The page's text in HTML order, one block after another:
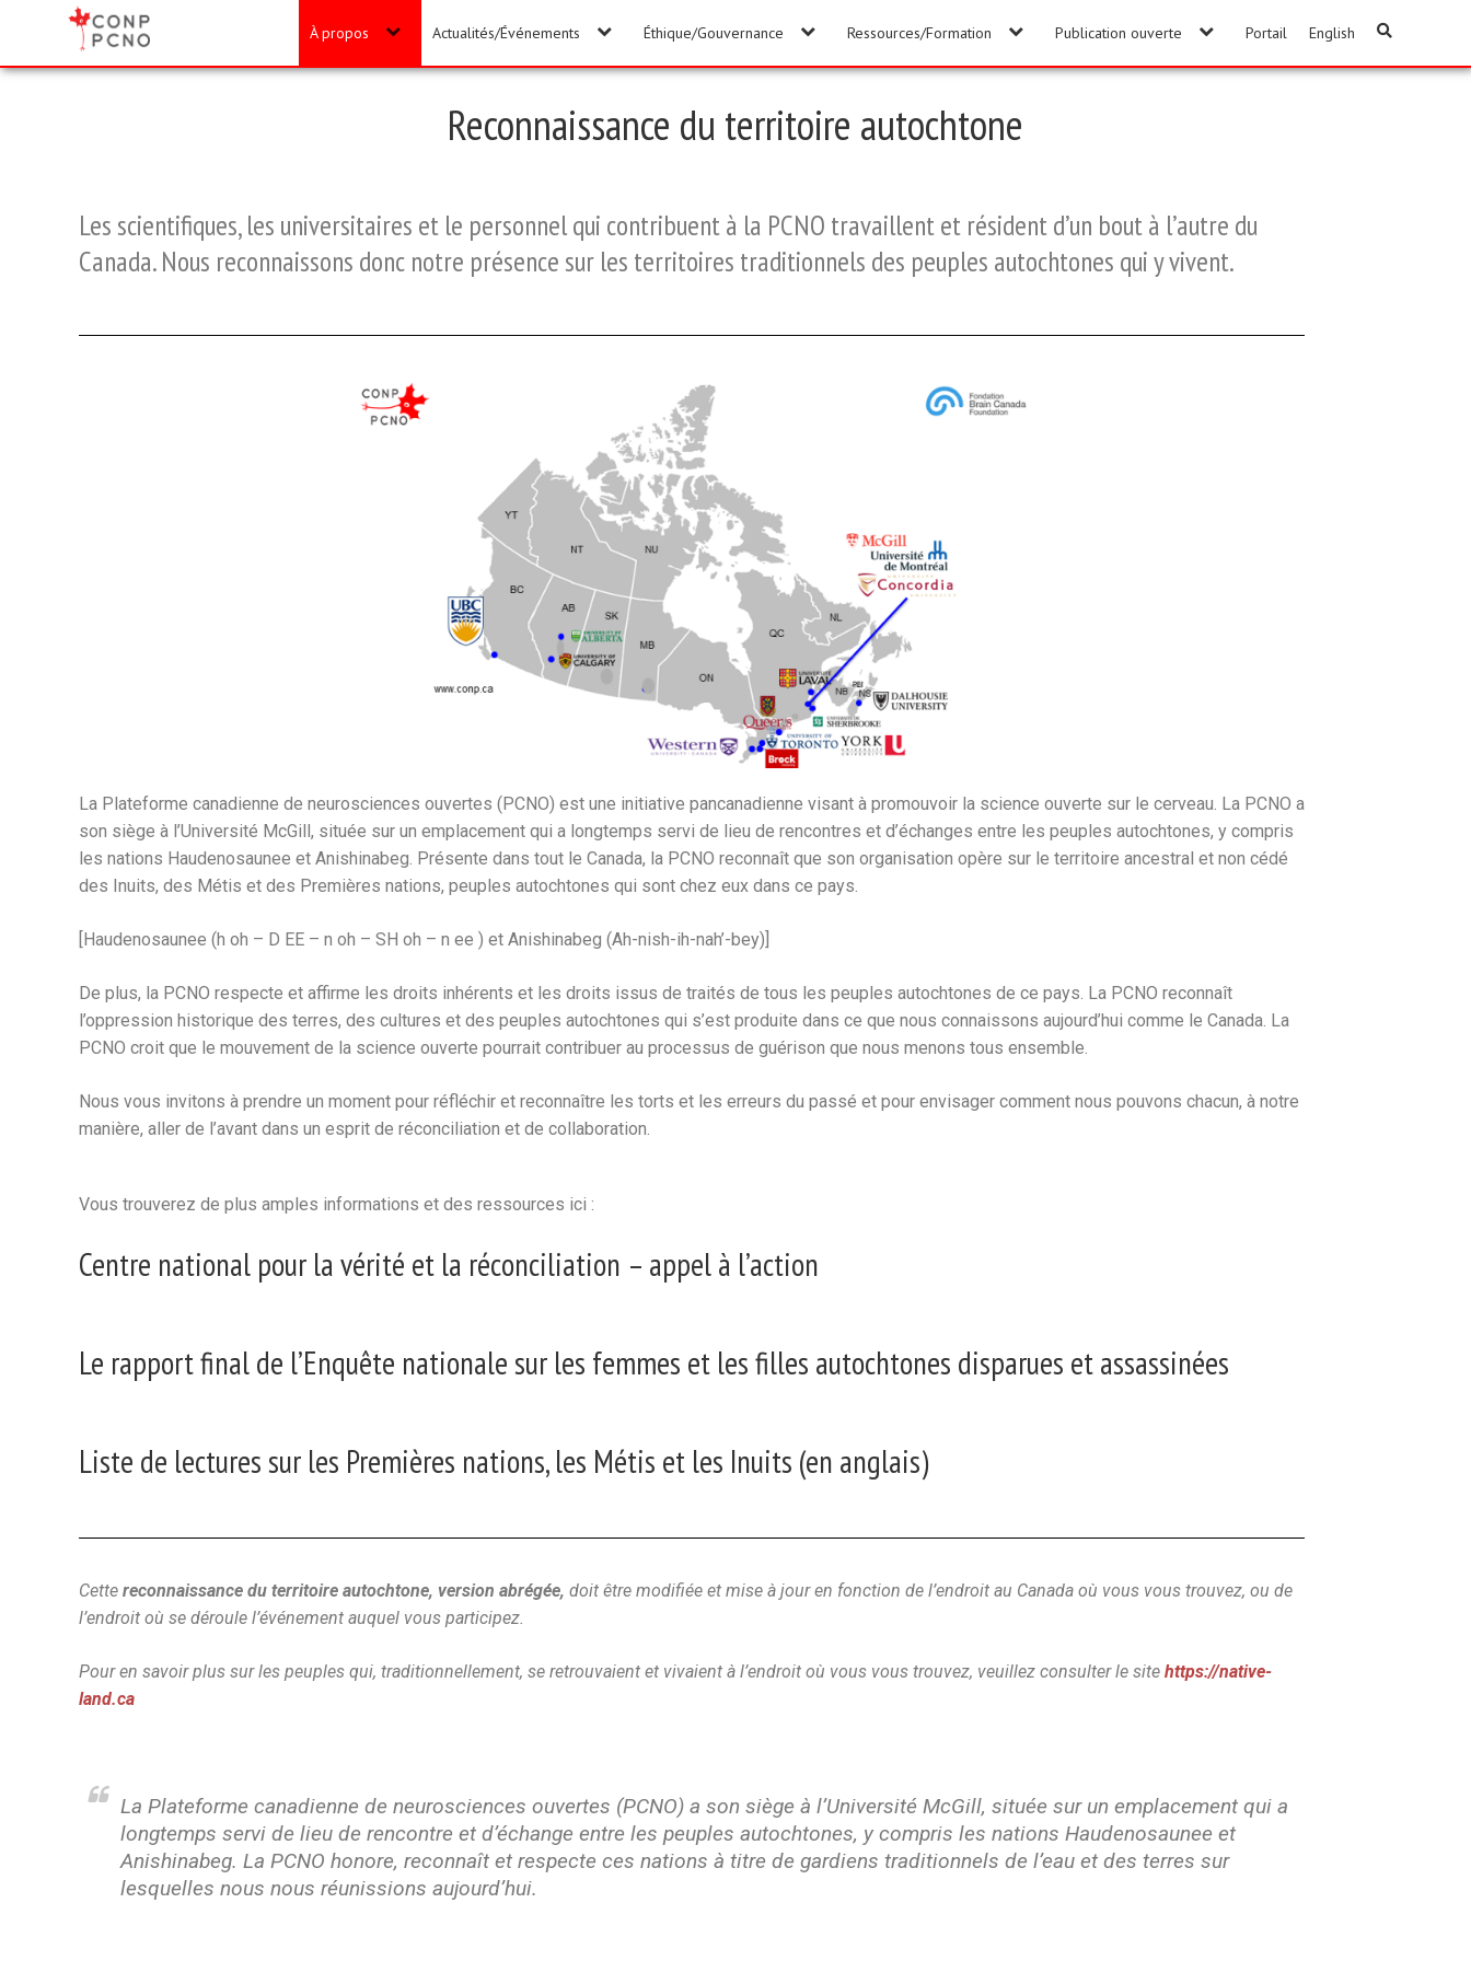
À propos Actualités/Événements Éthique/Gouvernance Ressources/Formation Publication ouverte Portail English
Reconnaissance du territoire autochtone
Les scientifiques, les universitaires et le personnel qui contribuent à la PCNO travaillent et résident d’un bout à l’autre du
Canada. Nous reconnaissons donc notre présence sur les territoires traditionnels des peuples autochtones qui y vivent.
La Plateforme canadienne de neurosciences ouvertes (PCNO) est une initiative pancanadienne visant à promouvoir la science ouverte sur le cerveau. La PCNO a
son siège à l’Université McGill, située sur un emplacement qui a longtemps servi de lieu de rencontres et d’échanges entre les peuples autochtones, y compris
les nations Haudenosaunee et Anishinabeg. Présente dans tout le Canada, la PCNO reconnaît que son organisation opère sur le territoire ancestral et non cédé
des Inuits, des Métis et des Premières nations, peuples autochtones qui sont chez eux dans ce pays.
[Haudenosaunee (h oh – D EE – n oh – SH oh – n ee ) et Anishinabeg (Ah-nish-ih-nah’-bey)]
De plus, la PCNO respecte et affirme les droits inhérents et les droits issus de traités de tous les peuples autochtones de ce pays. La PCNO reconnaît
l’oppression historique des terres, des cultures et des peuples autochtones qui s’est produite dans ce que nous connaissons aujourd’hui comme le Canada. La
PCNO croit que le mouvement de la science ouverte pourrait contribuer au processus de guérison que nous menons tous ensemble.
Nous vous invitons à prendre un moment pour réfléchir et reconnaître les torts et les erreurs du passé et pour envisager comment nous pouvons chacun, à notre
manière, aller de l’avant dans un esprit de réconciliation et de collaboration.
Vous trouverez de plus amples informations et des ressources ici :
Centre national pour la vérité et la réconciliation – appel à l’action
Le rapport final de l’Enquête nationale sur les femmes et les filles autochtones disparues et assassinées
Liste de lectures sur les Premières nations, les Métis et les Inuits (en anglais)
Cette reconnaissance du territoire autochtone, version abrégée, doit être modifiée et mise à jour en fonction de l’endroit au Canada où vous vous trouvez, ou de
l’endroit où se déroule l’événement auquel vous participez.
Pour en savoir plus sur les peuples qui, traditionnellement, se retrouvaient et vivaient à l’endroit où vous vous trouvez, veuillez consulter le site https://native-
land.ca
La Plateforme canadienne de neurosciences ouvertes (PCNO) a son siège à l’Université McGill, située sur un emplacement qui a
longtemps servi de lieu de rencontre et d’échange entre les peuples autochtones, y compris les nations Haudenosaunee et
Anishinabeg. La PCNO honore, reconnaît et respecte ces nations à titre de gardiens traditionnels de l’eau et des terres sur
lesquelles nous nous réunissions aujourd’hui.